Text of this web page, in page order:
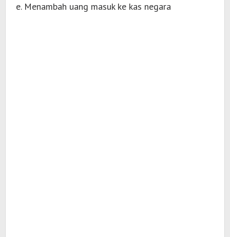
e. Menambah uang masuk ke kas negara